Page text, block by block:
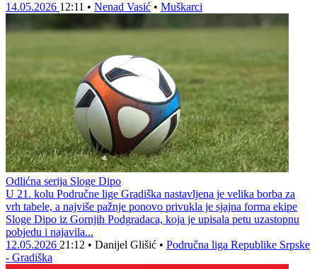
14.05.2026 12:11 • Nenad Vasić • Muškarci
Odlićna serija Sloge Dipo
U 21. kolu Područne lige Gradiška nastavljena je velika borba za
vrh tabele, a najviše pažnje ponovo privukla je sjajna forma ekipe
Sloge Dipo iz Gornjih Podgradaca, koja je upisala petu uzastopnu
pobjedu i najavila...
12.05.2026 21:12 • Danijel Glišić • Područna liga Republike Srpske
- Gradiška